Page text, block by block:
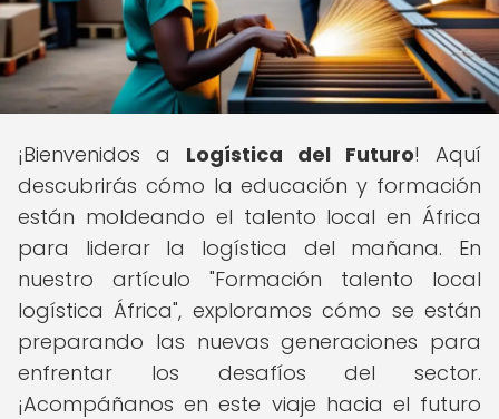
¡Bienvenidos a Logística del Futuro! Aquí
descubrirás cómo la educación y formación
están moldeando el talento local en África
para liderar la logística del mañana. En
nuestro artículo "Formación talento local
logística África", exploramos cómo se están
preparando las nuevas generaciones para
enfrentar los desafíos del sector.
¡Acompáñanos en este viaje hacia el futuro